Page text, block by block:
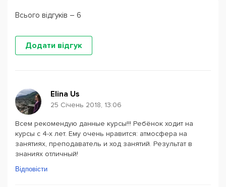
Всього відгуків – 6
Додати відгук
Elina Us
25 Січень 2018, 13:06
Всем рекомендую данные курсы!!! Ребёнок ходит на
курсы с 4-х лет. Ему очень нравится: атмосфера на
занятиях, преподаватель и ход занятий. Результат в
знаниях отличный!
Відповісти